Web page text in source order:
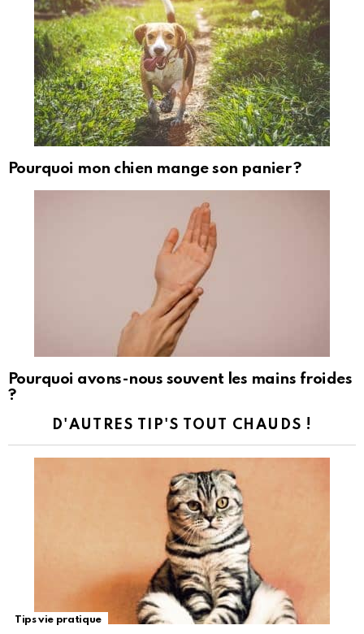
Pourquoi mon chien mange son panier ?
Pourquoi avons-nous souvent les mains froides
?
D'AUTRES TIP'S TOUT CHAUDS !
Tips vie pratique